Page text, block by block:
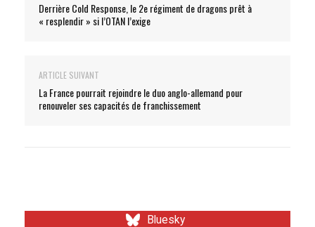
Derrière Cold Response, le 2e régiment de dragons prêt à
« resplendir » si l’OTAN l’exige
ARTICLE SUIVANT
La France pourrait rejoindre le duo anglo-allemand pour
renouveler ses capacités de franchissement
Bluesky